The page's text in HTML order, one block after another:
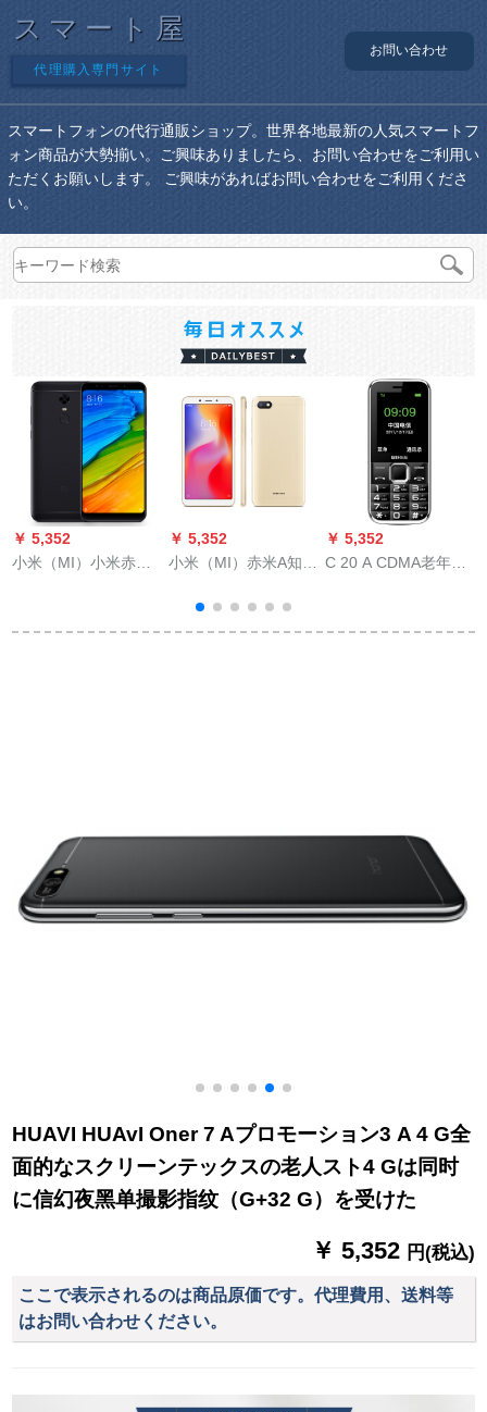
スマート屋
代理購入専門サイト
お問い合わせ
スマートフォンの代行通販ショップ。世界各地最新の人気スマートフ
ォン商品が大勢揃い。ご興味ありましたら、お問い合わせをご利用い
ただくお願いします。 ご興味があればお問い合わせをご利用くださ
い。
￥ 5,352
小米（MI）小米赤米5
￥ 5,352
小米（MI）赤米A知能
ン老人学生スマルク
とフォロジン流砂金
￥ 5,352
C 20 A CDMA老年ス
HUAVI HUAvI Oner 7 Aプロモーション3 A 4 G全
面的なスクリーンテックスの老人スト4 Gは同时
に信幻夜黑单撮影指纹（G+32 G）を受けた
￥ 5,352 円(税込)
ここで表示されるのは商品原価です。代理費用、送料等
はお問い合わせください。